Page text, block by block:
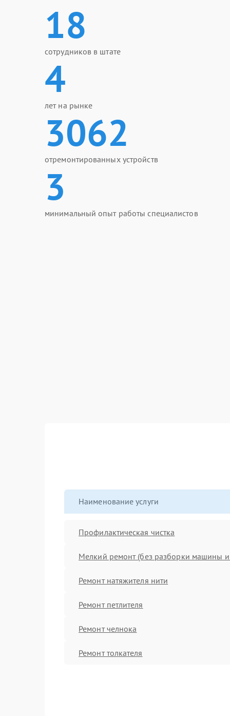
18
сотрудников в штате
4
лет на рынке
3062
отремонтированных устройств
3
минимальный опыт работы специалистов
Наименование услуги
Профилактическая чистка
Мелкий ремонт (без разборки машины и
Ремонт натяжителя нити
Ремонт петлителя
Ремонт челнока
Ремонт толкателя